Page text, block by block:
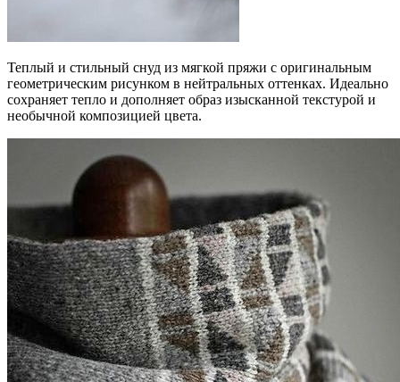
Теплый и стильный снуд из мягкой пряжи с оригинальным
геометрическим рисунком в нейтральных оттенках. Идеально
сохраняет тепло и дополняет образ изысканной текстурой и
необычной композицией цвета.